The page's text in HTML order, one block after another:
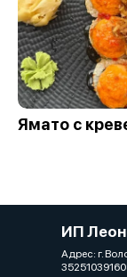
Ямато с
ИП
Адрес: г.